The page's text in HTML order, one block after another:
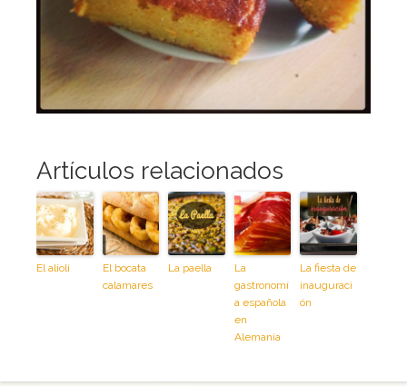
Artículos relacionados
El alioli
El bocata
calamares
La paella
La
gastronomí
a española
en
Alemania
La fiesta de
inauguraci
ón